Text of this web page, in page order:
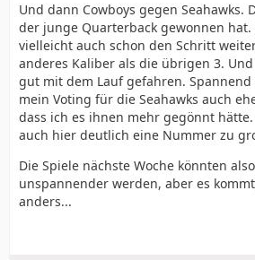
Und dann Cowboys gegen Seahawks.
der junge Quarterback gewonnen hat.
vielleicht auch schon den Schritt
anderes Kaliber als die übrigen 3.
gut mit dem Lauf gefahren.
mein Voting für die Seahawks auch
dass ich es ihnen mehr gegönnt
auch hier deutlich eine Nummer zu
Die Spiele nächste Woche könnten
unspannender werden, aber es
anders...